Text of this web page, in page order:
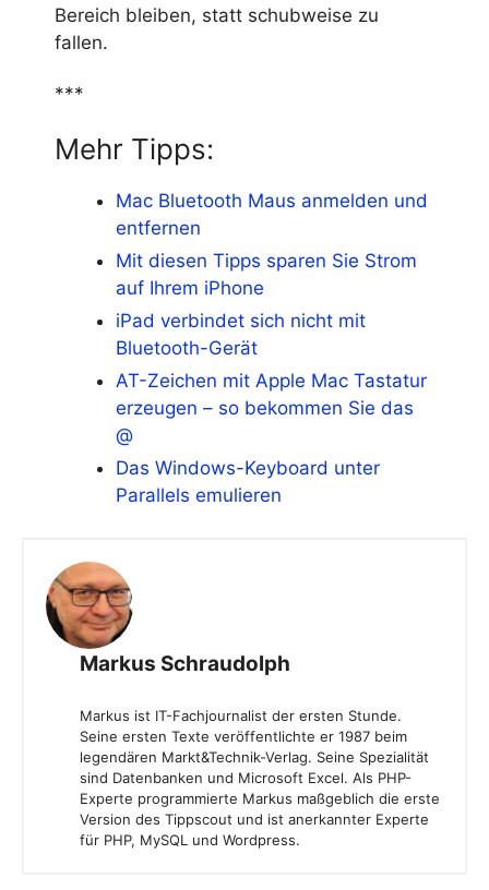
Bereich bleiben, statt schubweise zu
fallen.
***
Mehr Tipps:
Mac Bluetooth Maus anmelden und
entfernen
Mit diesen Tipps sparen Sie Strom
auf Ihrem iPhone
iPad verbindet sich nicht mit
Bluetooth-Gerät
AT-Zeichen mit Apple Mac Tastatur
erzeugen – so bekommen Sie das
@
Das Windows-Keyboard unter
Parallels emulieren
Markus Schraudolph
Markus ist IT-Fachjournalist der ersten Stunde.
Seine ersten Texte veröffentlichte er 1987 beim
legendären Markt&Technik-Verlag. Seine Spezialität
sind Datenbanken und Microsoft Excel. Als PHP-
Experte programmierte Markus maßgeblich die erste
Version des Tippscout und ist anerkannter Experte
für PHP, MySQL und Wordpress.